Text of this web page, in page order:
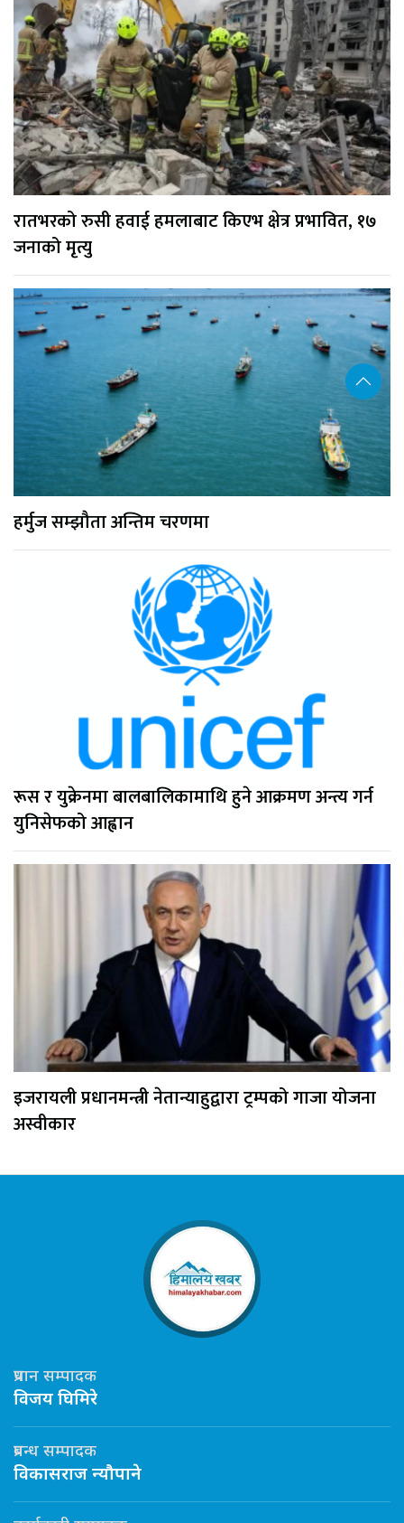
रातभरको रुसी हवाई हमलाबाट किएभ क्षेत्र प्रभावित, १७
जनाको मृत्यु
हर्मुज सम्झौता अन्तिम चरणमा
रूस र युक्रेनमा बालबालिकामाथि हुने आक्रमण अन्त्य गर्न
युनिसेफको आह्वान
इजरायली प्रधानमन्त्री नेतान्याहुद्वारा ट्रम्पको गाजा योजना
अस्वीकार
प्रधान सम्पादक
विजय घिमिरे
प्रबन्ध सम्पादक
विकासराज न्यौपाने